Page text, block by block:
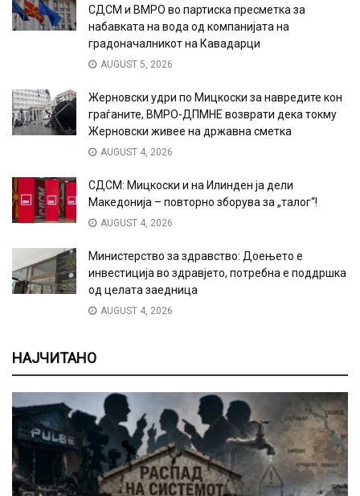
СДСМ и ВМРО во партиска пресметка за
набавката на вода од компанијата на
градоначалникот на Кавадарци
AUGUST 5, 2026
Жерновски удри по Мицкоски за навредите кон
граѓаните, ВМРО-ДПМНЕ возврати дека токму
Жерновски живее на државна сметка
AUGUST 4, 2026
СДСМ: Мицкоски и на Илинден ја дели
Македонија – повторно зборува за „талог“!
AUGUST 4, 2026
Министерство за здравство: Доењето е
инвестиција во здравјето, потребна е поддршка
од целата заедница
AUGUST 4, 2026
НАЈЧИТАНО